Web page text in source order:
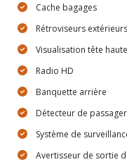
Cache bagages
Rétroviseurs
Visualisation tête haute
Radio HD
Banquette arrière
Détecteur de
Système de
Avertisseur de sortie